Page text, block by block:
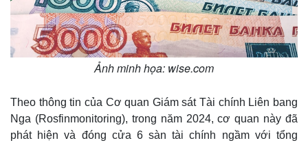
Ảnh minh họa: wise.com
Theo thông tin của Cơ quan Giám sát Tài chính Liên bang
Nga (Rosfinmonitoring), trong năm 2024, cơ quan này đã
phát hiện và đóng cửa 6 sàn tài chính ngầm với tổng